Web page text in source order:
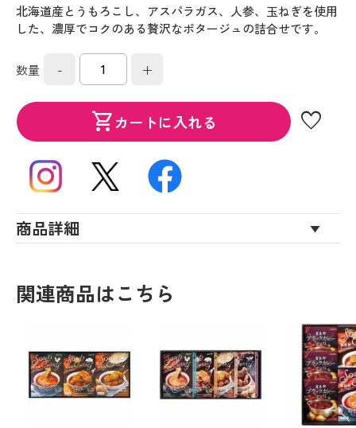
北海道産とうもろこし、アスパラガス、人参、玉ねぎを使用
した、濃厚でコクのある贅沢なポタージュの詰合せです。
数量 - +
shopping_cartカートに入れる favorite
商品詳細
関連商品はこちら